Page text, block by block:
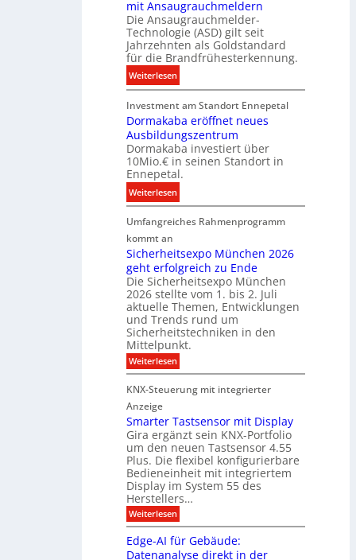
w
i
r
d
u
r
e
i
g
e
n
e
n
M
r
k
e
r
I
n
v
e
s
t
i
t
i
o
n
s
p
a
n
e
r
b
e
i
M
D
T
c
h
n
o
l
o
g
e
mit Ansaugrauchmeldern
Die Ansaugrauchmelder-
Technologie (ASD) gilt seit
Jahrzehnten als Goldstandard
für die Brandfrühesterkennung.
Weiterlesen:
D
i
g
i
t
a
l
e
B
r
n
d
f
r
ü
h
e
s
t
e
k
e
n
n
u
n
g
m
i
Investment am Standort Ennepetal
Dormakaba eröffnet neues
Ausbildungszentrum
Dormakaba investiert über
10Mio.€ in seinen Standort in
Ennepetal.
Weiterlesen:
D
o
m
a
k
a
b
a
e
r
ö
f
n
e
t
n
e
u
e
s
A
u
Umfangreiches Rahmenprogramm
kommt an
Sicherheitsexpo München 2026
geht erfolgreich zu Ende
Die Sicherheitsexpo München
2026 stellte vom 1. bis 2. Juli
aktuelle Themen, Entwicklungen
und Trends rund um
Sicherheitstechniken in den
Mittelpunkt.
Weiterlesen:
S
c
e
r
h
e
i
t
s
e
x
p
o
M
ü
KNX-Steuerung mit integrierter
Anzeige
Smarter Tastsensor mit Display
Gira ergänzt sein KNX-Portfolio
um den neuen Tastsensor 4.55
Plus. Die flexibel konfigurierbare
Bedieneinheit mit integriertem
Display im System 55 des
Herstellers…
Weiterlesen:
S
m
a
r
Edge-AI für Gebäude:
Datenanalyse direkt in der